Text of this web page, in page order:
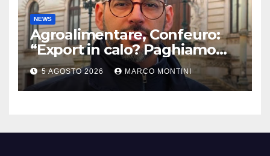
NEWS
Agroalimentare, Confeuro:
“Export in calo? Paghiamo
prezzo accondiscendenza Ue
e Italia con Usa”
5 AGOSTO 2026 MARCO MONTINI